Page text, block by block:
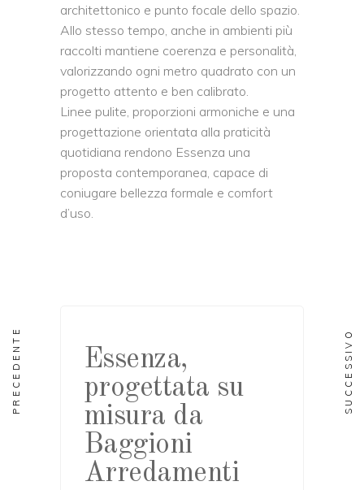
architettonico e punto focale dello spazio.
Allo stesso tempo, anche in ambienti più
raccolti mantiene coerenza e personalità,
valorizzando ogni metro quadrato con un
progetto attento e ben calibrato.
Linee pulite, proporzioni armoniche e una
progettazione orientata alla praticità
quotidiana rendono Essenza una
proposta contemporanea, capace di
coniugare bellezza formale e comfort
d’uso.
Essenza,
progettata su
misura da
Baggioni
Arredamenti
PRECEDENTE SUCCESSIVO